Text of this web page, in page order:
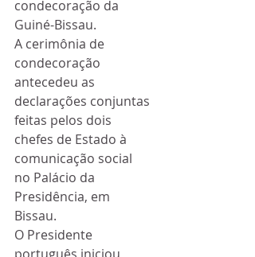
condecoração da
Guiné-Bissau.
A cerimônia de
condecoração
antecedeu as
declarações conjuntas
feitas pelos dois
chefes de Estado à
comunicação social
no Palácio da
Presidência, em
Bissau.
O Presidente